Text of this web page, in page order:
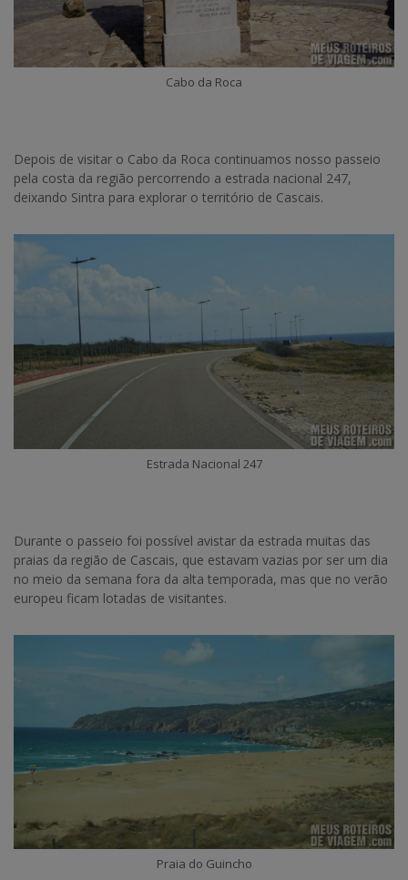
Cabo da Roca
Depois de visitar o Cabo da Roca continuamos nosso passeio
pela costa da região percorrendo a estrada nacional 247,
deixando Sintra para explorar o território de Cascais.
Estrada Nacional 247
Durante o passeio foi possível avistar da estrada muitas das
praias da região de Cascais, que estavam vazias por ser um dia
no meio da semana fora da alta temporada, mas que no verão
europeu ficam lotadas de visitantes.
Praia do Guincho